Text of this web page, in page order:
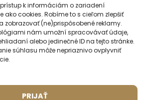
k informáciám o zariadení
ako cookies. Robíme to s cieľom zlepšiť
zobrazovať (ne)prispôsobené reklamy.
nám umožní spracovávať údaje,
alebo jedinečné ID na tejto stránke.
súhlasu môže nepriaznivo ovplyvniť
PRIJAŤ
Pánsky parfém – 601 (50ml)
Inšpirované vôňou:
BVLGARI - AQVA
16,49